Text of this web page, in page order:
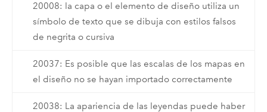
20008: la capa o el elemento de diseño utiliza un
símbolo de texto que se dibuja con estilos falsos
de negrita o cursiva
20037: Es posible que las escalas de los mapas en
el diseño no se hayan importado correctamente
20038: La apariencia de las leyendas puede haber